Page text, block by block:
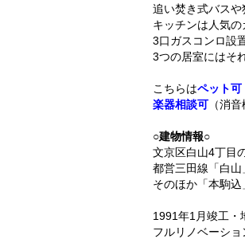
追い焚き式バスや
キッチンは人気の
3口ガスコンロ設
3つの居室にはそ
こちらはペット可
楽器相談可 （消
○建物情報○
文京区白山4丁目
都営三田線「白山
そのほか「本駒込
1991年1月竣工・
フルリノベーショ